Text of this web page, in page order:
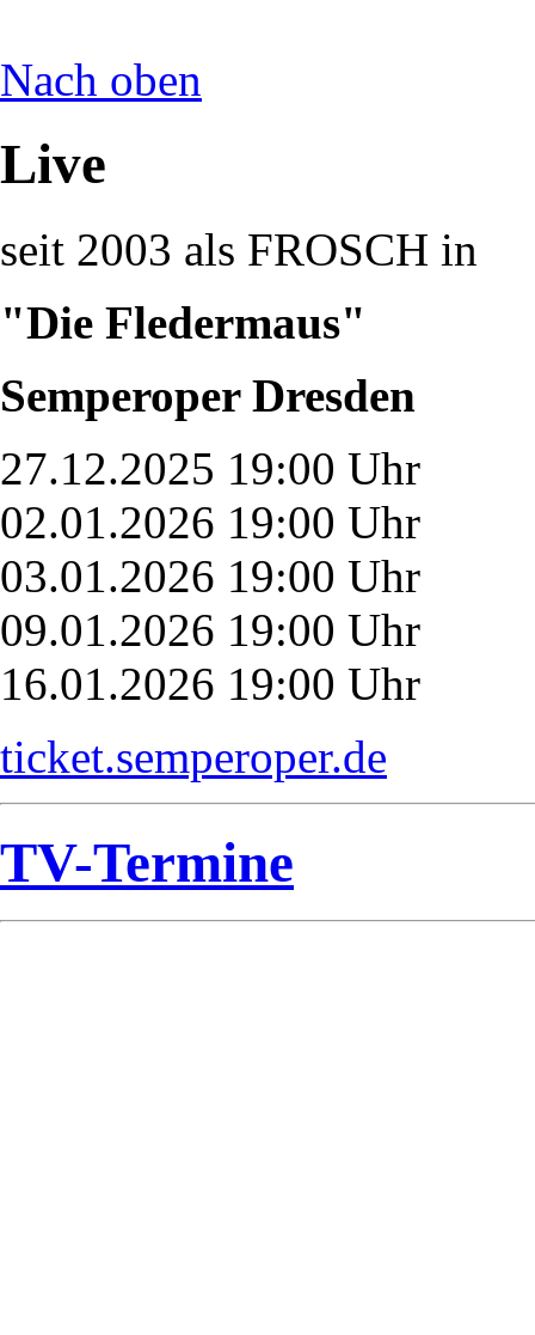
Nach oben
Live
seit 2003 als FROSCH in
"Die Fledermaus"
Semperoper Dresden
27.12.2025 19:00 Uhr
02.01.2026 19:00 Uhr
03.01.2026 19:00 Uhr
09.01.2026 19:00 Uhr
16.01.2026 19:00 Uhr
ticket.semperoper.de
TV-Termine